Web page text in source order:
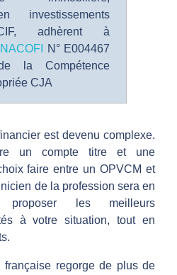
investissements
adhèrent à
N° E004467
la Compétence
CJA
est devenu complexe.
un compte titre et une
faire entre un OPVCM et
de la profession sera en
les meilleurs
à votre situation, tout en
regorge de plus de